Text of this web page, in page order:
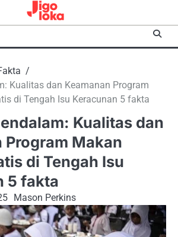
Kualitas dan Keamanan Program
di Tengah Isu Keracunan 5 fakta
Kualitas dan
Program Makan
di Tengah Isu
5 fakta
Mason Perkins